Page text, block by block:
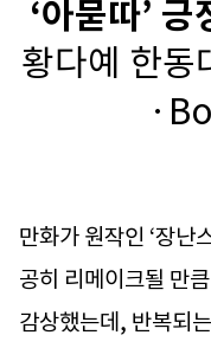
‘아묻따’
황다예 한동
만화가 원작인 ‘장난
공히 리메이크될 만
감상했는데, 반복되